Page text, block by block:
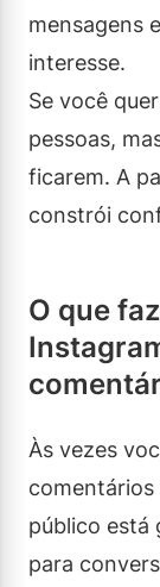
mensagens
interesse.
Se você
pessoas,
ficarem. A
constrói
O que
Às vezes
comentários
público está
para